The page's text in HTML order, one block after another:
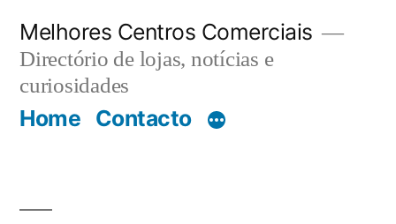
para
conteúdo
Melhores Centros Comerciais
Directório de lojas, notícias e
curiosidades
Home Contacto